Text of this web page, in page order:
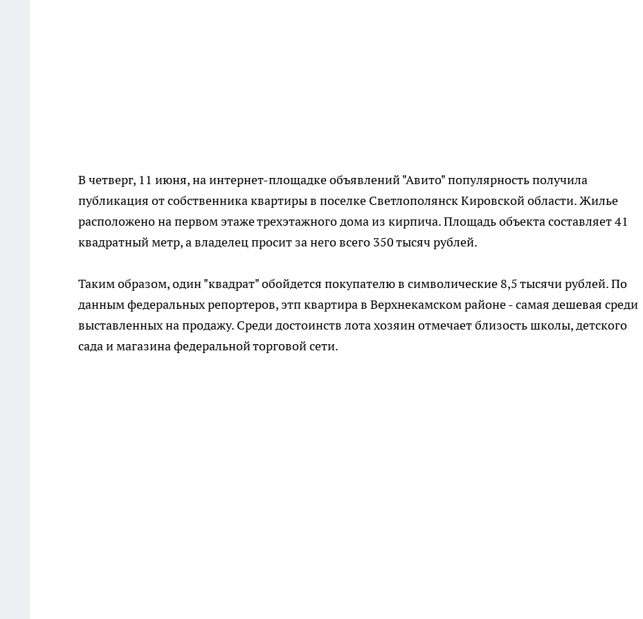
В четверг, 11 июня, на интернет-площадке объявлений "Авито" популярность получила
публикация от собственника квартиры в поселке Светлополянск Кировской области. Жилье
расположено на первом этаже трехэтажного дома из кирпича. Площадь объекта составляет 41
квадратный метр, а владелец просит за него всего 350 тысяч рублей.
Таким образом, один "квадрат" обойдется покупателю в символические 8,5 тысячи рублей. По
данным федеральных репортеров, этп квартира в Верхнекамском районе - самая дешевая среди
выставленных на продажу. Среди достоинств лота хозяин отмечает близость школы, детского
сада и магазина федеральной торговой сети.